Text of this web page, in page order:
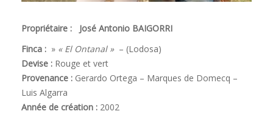
Propriétaire : José Antonio BAIGORRI
Finca : » « El Ontanal »– (Lodosa)
Devise : Rouge et vert
Provenance : Gerardo Ortega – Marques de Domecq –
Luis Algarra
Année de création : 2002